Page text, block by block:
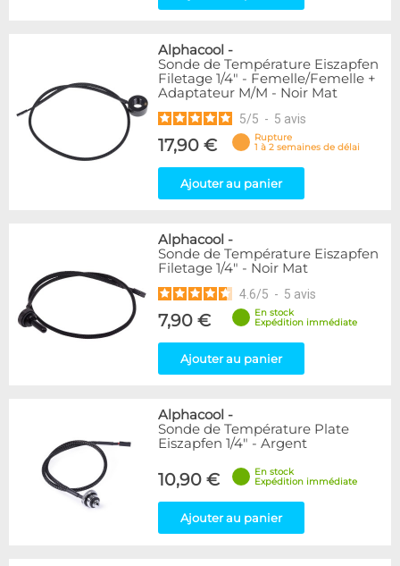
Alphacool -
Sonde de Température Eiszapfen
Filetage 1/4" - Femelle/Femelle +
Adaptateur M/M - Noir Mat
5/5 - 5 avis
17,90 €
Rupture
1 à 2 semaines de délai
Ajouter au panier
Alphacool -
Sonde de Température Eiszapfen
Filetage 1/4" - Noir Mat
4.6/5 - 5 avis
7,90 €
En stock
Expédition immédiate
Ajouter au panier
Alphacool -
Sonde de Température Plate
Eiszapfen 1/4" - Argent
10,90 €
En stock
Expédition immédiate
Ajouter au panier